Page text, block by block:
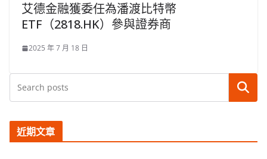
艾德金融獲委任為潘渡比特幣
ETF（2818.HK）參與證券商
2025 年 7 月 18 日
搜尋
近期文章